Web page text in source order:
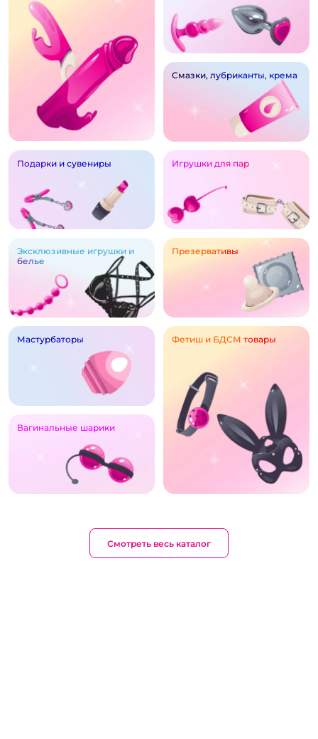
Смазки, лубриканты, крема
Подарки и сувениры Игрушки для пар
Эксклюзивные игрушки и
белье
Презервативы
Мастурбаторы
Вагинальные шарики
Фетиш и БДСМ товары
Смотреть весь каталог